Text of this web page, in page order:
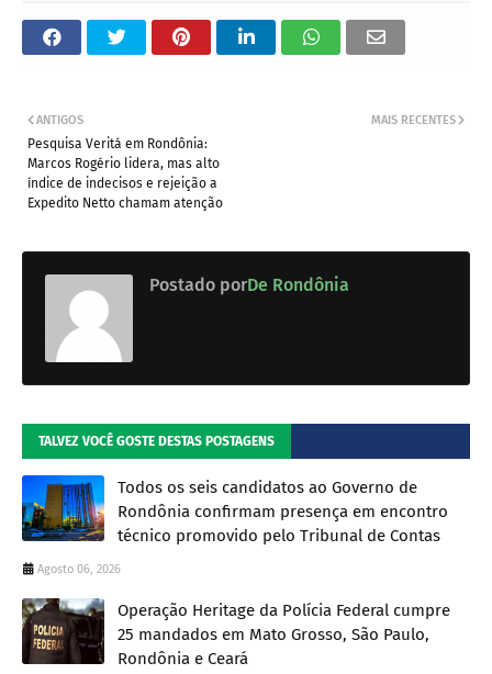
MAIS RECENTES
ANTIGOS
Pesquisa Veritá em Rondônia:
Marcos Rogério lidera, mas alto
índice de indecisos e rejeição a
Expedito Netto chamam atenção
Postado porDe Rondônia
TALVEZ VOCÊ GOSTE DESTAS POSTAGENS
Todos os seis candidatos ao Governo de
Rondônia confirmam presença em encontro
técnico promovido pelo Tribunal de Contas
Agosto 06, 2026
Operação Heritage da Polícia Federal cumpre
25 mandados em Mato Grosso, São Paulo,
Rondônia e Ceará